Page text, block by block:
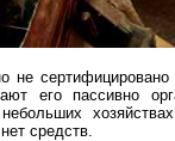
не
его пассивно
средств.